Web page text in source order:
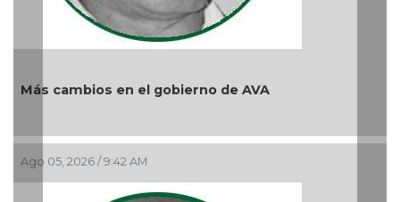
en el gobierno de AVA
2026 / 9:42 AM